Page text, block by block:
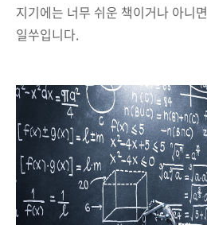
지기에는 너무 쉬운 책이거나 아니면
일쑤입니다.